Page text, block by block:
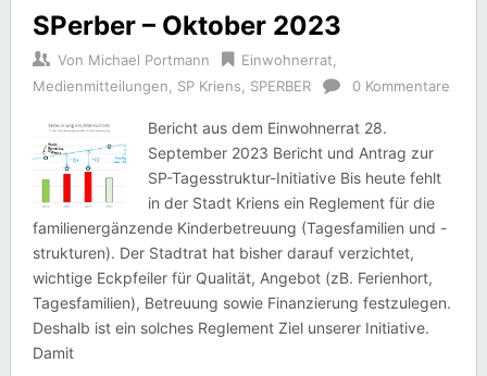
SPerber – Oktober 2023
Von Michael Portmann Einwohnerrat
Medienmitteilungen
SP Kriens SPERBER 0 Kommentare
Bericht aus dem Einwohnerrat 28.
September 2023 Bericht und Antrag zur
SP-Tagesstruktur-Initiative Bis heute fehlt
in der Stadt Kriens ein Reglement für die
familienergänzende Kinderbetreuung (Tagesfamilien und -
strukturen). Der Stadtrat hat bisher darauf verzichtet,
wichtige Eckpfeiler für Qualität, Angebot (zB. Ferienhort,
Tagesfamilien), Betreuung sowie Finanzierung festzulegen.
Deshalb ist ein solches Reglement Ziel unserer Initiative.
Damit